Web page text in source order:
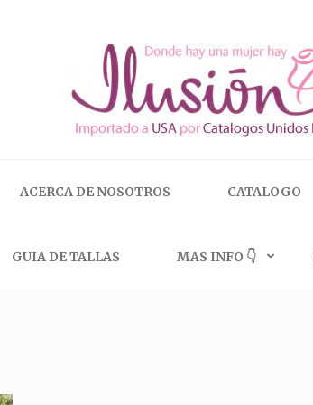
ACERCA DE NOSOTROS CATALOGO
GUIA DE TALLAS MAS INFO 👇